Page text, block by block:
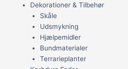
Dekorationer & Tilbehør
Skåle
Udsmykning
Hjælpemidler
Bundmaterialer
Terrarieplanter